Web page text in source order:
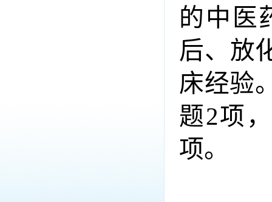
的中医
后、放
床经验
题2项
项。